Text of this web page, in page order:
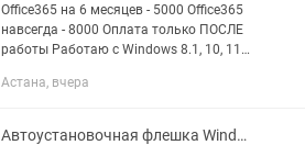
Office365 на 6 месяцев - 5000 Office365
навсегда - 8000 Оплата только ПОСЛЕ
работы Работаю с Windows 8.1, 10, 11
Word - Excel - PowerPoint - Outlook -
Астана, вчера
Автоустановочная флешка Windows 11 Office 2024 антивирус драйвера